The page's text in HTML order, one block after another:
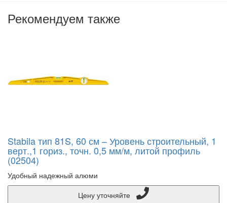
Рекомендуем также
Stabila тип 81S, 60 см – Уровень строительный, 1
верт.,1 гориз., точн. 0,5 мм/м, литой профиль
(02504)
Удобный надежный алюми